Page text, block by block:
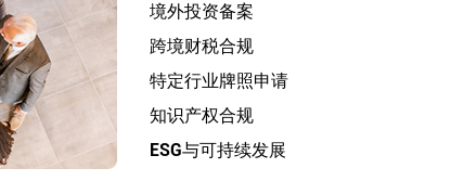
境外投资备案
跨境财税合规
特定行业牌照申请
知识产权合规
ESG与可持续发展